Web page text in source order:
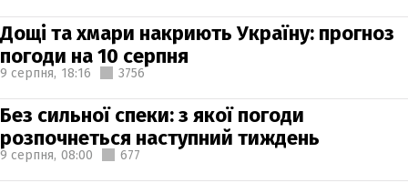
Дощі та хмари накриють Україну: прогноз
погоди на 10 серпня
9 серпня, 18:16 3756
Без сильної спеки: з якої погоди
розпочнеться наступний тиждень
9 серпня, 08:00 677